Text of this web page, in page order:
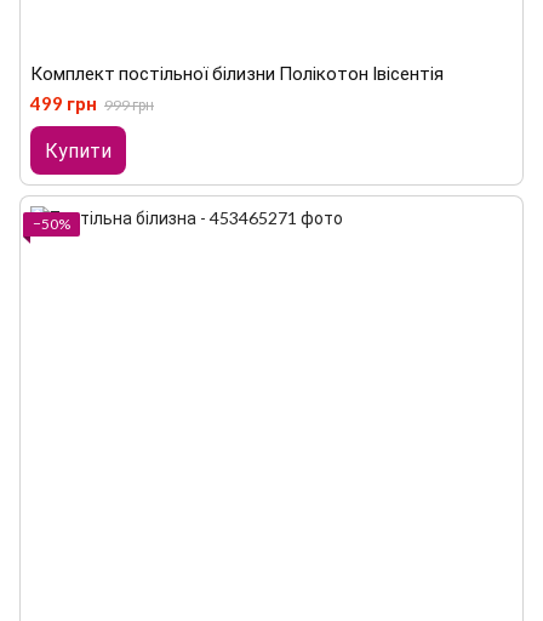
Комплект постільної білизни Полікотон Івісентія
499 грн 999 грн
Купити
−50%